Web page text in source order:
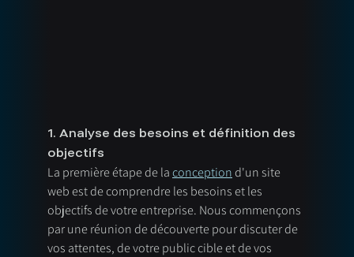
1. Analyse des besoins et définition des
objectifs
La première étape de la conception d'un site
web est de comprendre les besoins et les
objectifs de votre entreprise. Nous commençons
par une réunion de découverte pour discuter de
vos attentes, de votre public cible et de vos